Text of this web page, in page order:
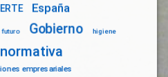
ERTE España
futuro Gobierno higiene
normativa
empresariales